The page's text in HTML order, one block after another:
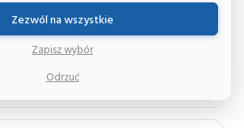
463 Warszawa
Odrzuć
Zapisz wybór
Zezwól na wszystkie